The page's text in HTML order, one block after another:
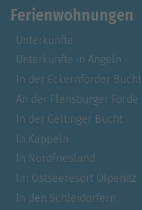
Ferienwohnungen
Unterkünfte
Unterkünfte in Angeln
In der Eckernförder Bucht
An der Flensburger Förde
In der Geltinger Bucht
In Kappeln
In Nordfriesland
Im Ostseeresort Olpenitz
In den Schleidörfern